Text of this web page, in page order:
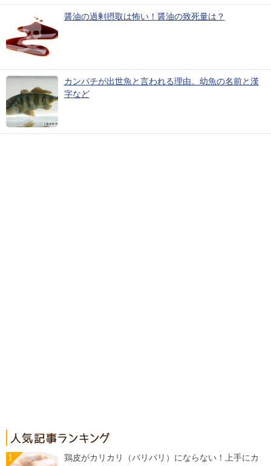
醤油の過剰摂取は怖い！醤油の致死量は？
カンパチが出世魚と言われる理由。幼魚の名前と漢
字など
鶏皮がカリカリ（パリパリ）にならない！上手にカ